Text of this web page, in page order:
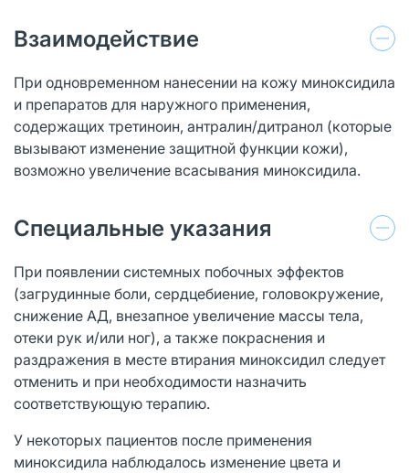
Взаимодействие
При одновременном нанесении на кожу миноксидила
и препаратов для наружного применения,
содержащих третиноин, антралин/дитранол (которые
вызывают изменение защитной функции кожи),
возможно увеличение всасывания миноксидила.
Специальные указания
При появлении системных побочных эффектов
(загрудинные боли, сердцебиение, головокружение,
снижение АД, внезапное увеличение массы тела,
отеки рук и/или ног), а также покраснения и
раздражения в месте втирания миноксидил следует
отменить и при необходимости назначить
соответствующую терапию.
У некоторых пациентов после применения
миноксидила наблюдалось изменение цвета и